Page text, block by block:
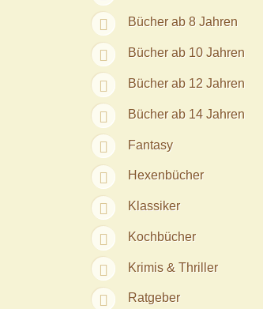
Bücher ab 8 Jahren
Bücher ab 10 Jahren
Bücher ab 12 Jahren
Bücher ab 14 Jahren
Fantasy
Hexenbücher
Klassiker
Kochbücher
Krimis & Thriller
Ratgeber